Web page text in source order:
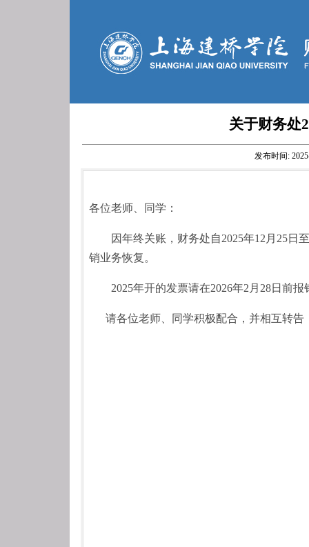
关于财务处
发布时间:
各位老师、同学：
因年终关账，财务处自2025年12月25日
销业务恢复。
2025年开的发票请在2026年2月28日前
请各位老师、同学积极配合，并相互转告